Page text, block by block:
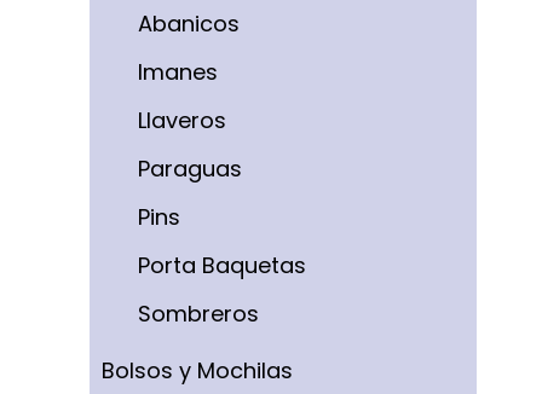
Abanicos
Imanes
Llaveros
Paraguas
Pins
Porta Baquetas
Sombreros
Bolsos y Mochilas